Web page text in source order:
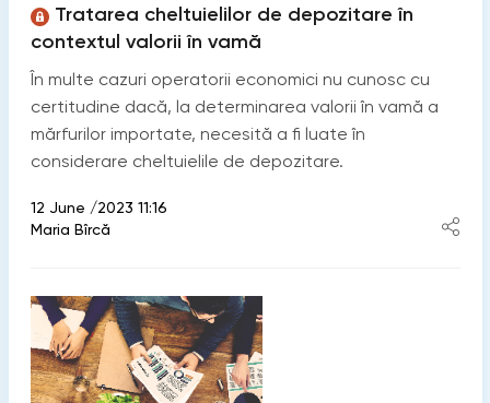
Tratarea cheltuielilor de depozitare în
contextul valorii în vamă
În multe cazuri operatorii economici nu cunosc cu
certitudine dacă, la determinarea valorii în vamă a
mărfurilor importate, necesită a fi luate în
considerare cheltuielile de depozitare.
12 June /2023 11:16
Maria Bîrcă